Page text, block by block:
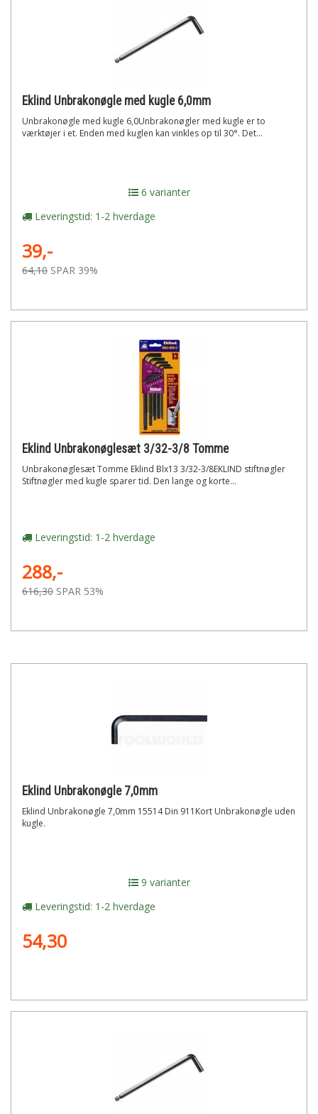
Eklind Unbrakonøgle med kugle 6,0mm
Unbrakonøgle med kugle 6,0Unbrakonøgler med kugle er to
værktøjer i et. Enden med kuglen kan vinkles op til 30°. Det...
6 varianter
Leveringstid: 1-2 hverdage
39,-
64,10 SPAR 39%
Eklind Unbrakonøglesæt 3/32-3/8 Tomme
Unbrakonøglesæt Tomme Eklind Blx13 3/32-3/8EKLIND stiftnøgler
Stiftnøgler med kugle sparer tid. Den lange og korte...
Leveringstid: 1-2 hverdage
288,-
616,30 SPAR 53%
Eklind Unbrakonøgle 7,0mm
Eklind Unbrakonøgle 7,0mm 15514 Din 911Kort Unbrakonøgle uden
kugle.
9 varianter
Leveringstid: 1-2 hverdage
54,30